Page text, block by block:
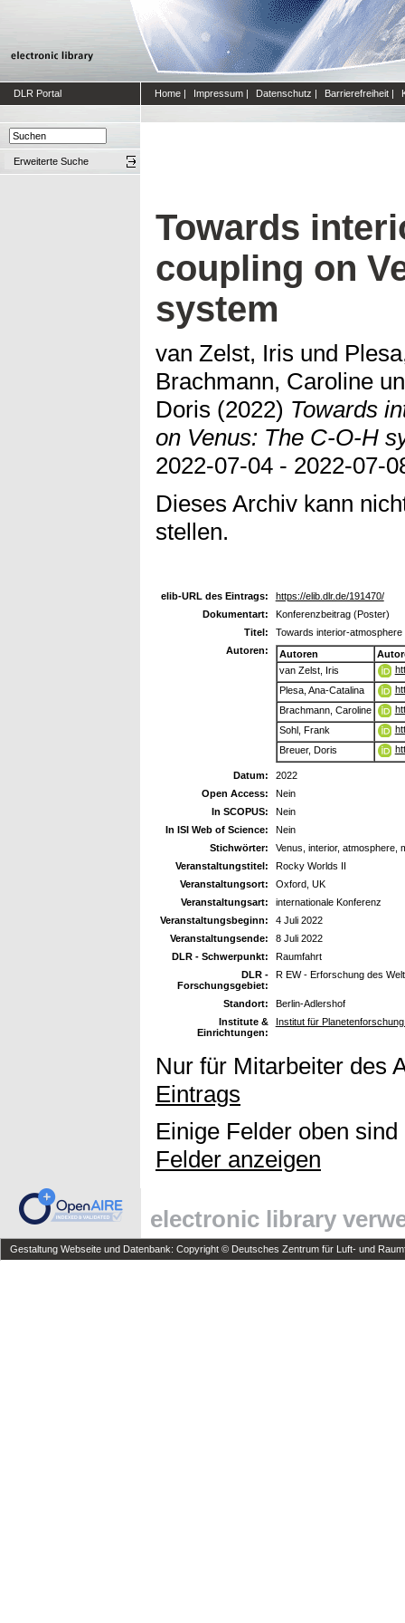
DLR Portal Home | Impressum | Datenschutz | Barrierefreiheit |
Erweiterte Suche
Towards
coupling on
system
van Zelst, Iris und
Brachmann, Caroline
Doris (2022) Towards
on Venus: The C-O-H
2022-07-04 - 2022-07-
Dieses Archiv kann
stellen.
elib-URL des Eintrags:
https://elib.dlr.de/191470/
Dokumentart:
Konferenzbeitrag (Poster)
Titel:
Towards interior-
Autoren:
Autoren
van Zelst, Iris
Plesa, Ana-Catalina
Brachmann, Caroline
Sohl, Frank
Breuer, Doris
Datum:
2022
Open Access:
Nein
In SCOPUS:
Nein
In ISI Web of Science:
Nein
Stichwörter:
Venus, interior, atmosphere,
Veranstaltungstitel:
Rocky Worlds II
Veranstaltungsort:
Oxford, UK
Veranstaltungsart:
internationale Konferenz
Veranstaltungsbeginn:
4 Juli 2022
Veranstaltungsende:
8 Juli 2022
DLR - Schwerpunkt:
Raumfahrt
DLR -
Forschungsgebiet:
R EW - Erforschung des
Standort:
Berlin-Adlershof
Institute &
Einrichtungen:
Institut für
Nur für Mitarbeiter des
Eintrags
Einige Felder oben
Felder anzeigen
electronic library
Gestaltung Webseite und Datenbank: Copyright © Deutsches Zentrum für Luft- und